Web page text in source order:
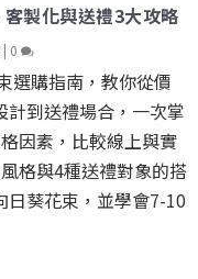
製化與送禮3大攻略
| 0
選購指南，教你從價
到送禮場合，一次掌
因素，比較線上與實
格與4種送禮對象的搭
日葵花束，並學會7-10